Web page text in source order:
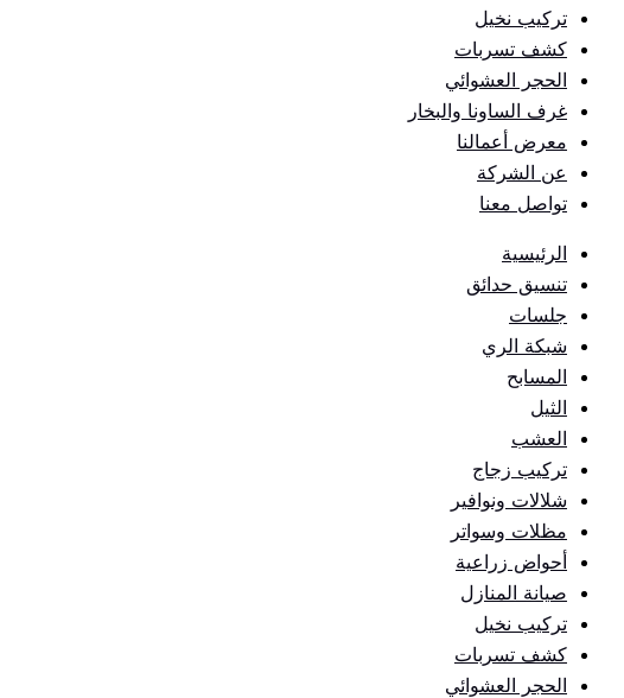
تركيب نخيل
كشف تسربات
الحجر العشوائي
غرف الساونا والبخار
معرض أعمالنا
عن الشركة
تواصل معنا
الرئيسية
تنسيق حدائق
جلسات
شبكة الري
المسابح
الثيل
العشب
تركيب زجاج
شلالات ونوافير
مظلات وسواتر
أحواض زراعية
صيانة المنازل
تركيب نخيل
كشف تسربات
الحجر العشوائي